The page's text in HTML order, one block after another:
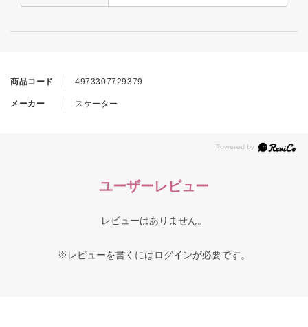
商品コード 4973307729379
メーカー スケーター
ユーザーレビュー
レビューはありません。
※レビューを書くにはログインが必要です。